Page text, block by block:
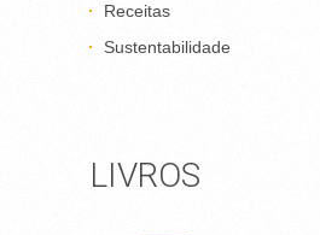
Receitas
Sustentabilidade
LIVROS